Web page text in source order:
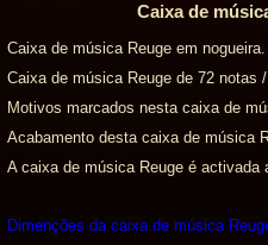
Caixa de
Caixa de música Reuge em nogueira.
Caixa de música Reuge de 72 notas
Motivos marcados nesta caixa de
Acabamento desta caixa de música
A caixa de música Reuge é activada
Dimenções da caixa de música